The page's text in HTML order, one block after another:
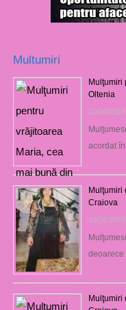
Multumiri
Mulţumiri
Oltenia
10/08/2026
acordat
Mulţumiri
Craiova
10/08/2026
deoarece
Mulţumiri